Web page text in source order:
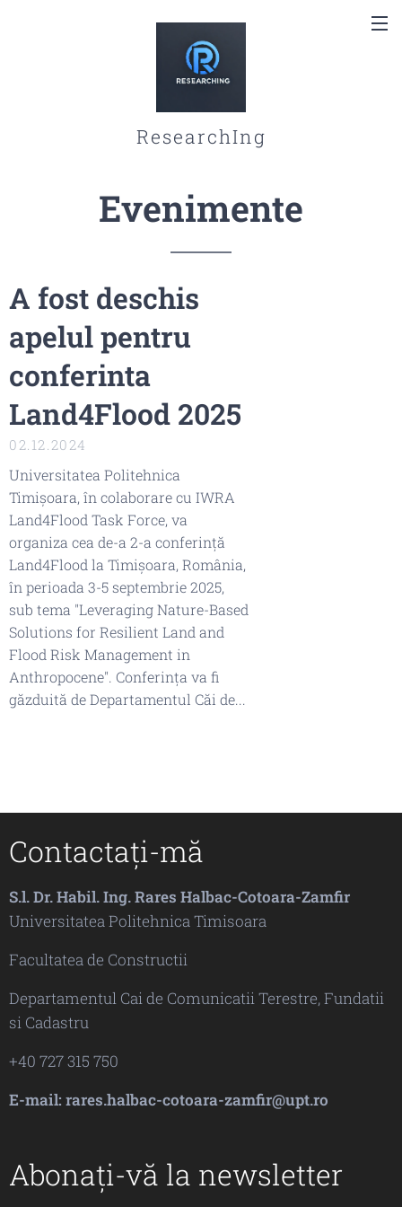
ResearchIng
Evenimente
A fost deschis
apelul pentru
conferinta
Land4Flood 2025
02.12.2024
Universitatea Politehnica
Timișoara, în colaborare cu IWRA
Land4Flood Task Force, va
organiza cea de-a 2-a conferință
Land4Flood la Timișoara, România,
în perioada 3-5 septembrie 2025,
sub tema "Leveraging Nature-Based
Solutions for Resilient Land and
Flood Risk Management in
Anthropocene". Conferința va fi
găzduită de Departamentul Căi de...
Contactați-mă
S.l. Dr. Habil. Ing. Rares Halbac-Cotoara-Zamfir
Universitatea Politehnica Timisoara
Facultatea de Constructii
Departamentul Cai de Comunicatii Terestre, Fundatii
si Cadastru
+40 727 315 750
E-mail: rares.halbac-cotoara-zamfir@upt.ro
Abonați-vă la newsletter